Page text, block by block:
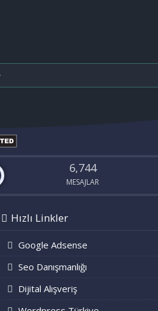
6,744
MESAJLAR
Hızlı Linkler
Google Adsense
Seo Danışmanlığı
Dijital Alışveriş